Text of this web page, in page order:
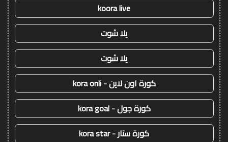
koora live
يلا شوت
يلا شوت
كورة اون لاين - kora onli
كورة جول - kora goal
كورة ستار - kora star